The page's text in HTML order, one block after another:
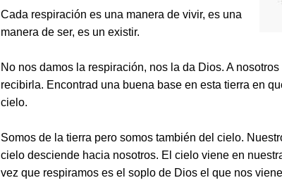
Cada respiración es una manera de vivir, es una
manera de ser, es un existir.
No nos damos la respiración, nos la da Dios. A
recibirla. Encontrad una buena base en esta tierra en
cielo.
Somos de la tierra pero somos también del cielo.
cielo desciende hacia nosotros. El cielo viene en
vez que respiramos es el soplo de Dios el que nos